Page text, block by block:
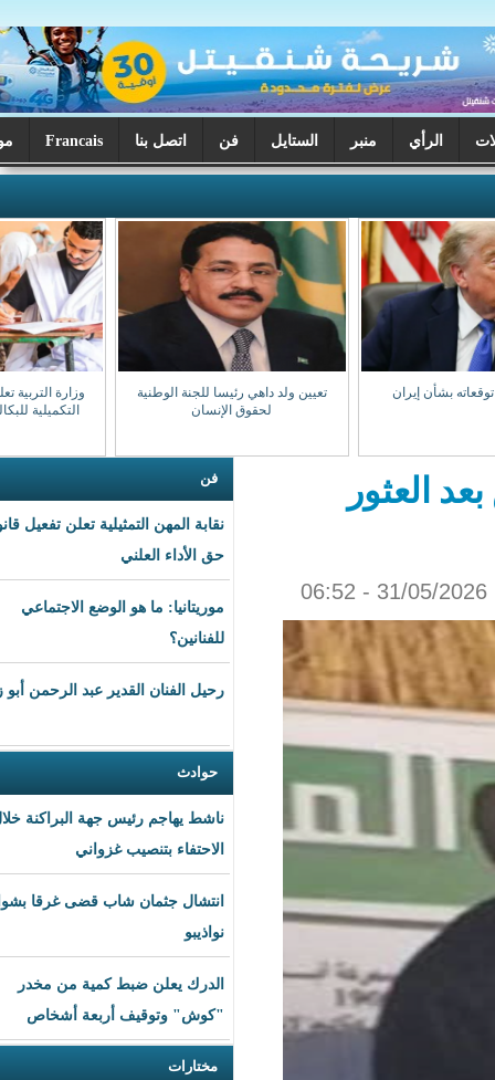
الستايل فن اتصل بنا Francais موريتانيا اليوم
تعيين ولد داهي رئيسا للجنة الوطنية
وزارة التربية تعلن بدء تصحيح الدورة
التكميلية للبكالوريا السبت المقبل
نقابة المهن التمثيلية تعلن تفعيل قانون
موريتانيا: ما هو الوضع الاجتماعي
رحيل الفنان القدير عبد الرحمن أبو زهرة
ناشط يهاجم رئيس جهة البراكنة خلال
الاحتفاء بتنصيب غزواني
انتشال جثمان شاب قضى غرقا بشواطئ
نواذيبو
الدرك يعلن ضبط كمية من مخدر
"كوش" وتوقيف أربعة أشخاص